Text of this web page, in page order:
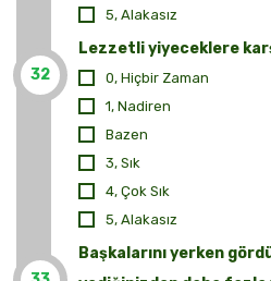
5, Alakasız
32
Lezzetli yiyeceklere
0, Hiçbir Zaman
1, Nadiren
Bazen
3, Sık
4, Çok Sık
5, Alakasız
Başkalarını yerken